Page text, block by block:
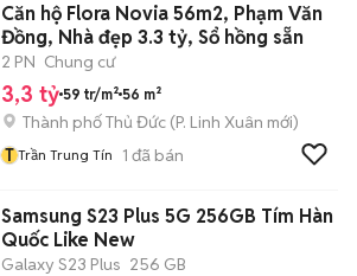
Căn hộ Flora Novia 56m2, Phạm Văn
Đồng, Nhà đẹp 3.3 tỷ, Sổ hồng sẵn
2 PN Chung cư
3,3 tỷ 59 tr/m² 56 m²
Thành phố Thủ Đức (P. Linh Xuân mới)
T Trần Trung Tín 1 đã bán
Samsung S23 Plus 5G 256GB Tím Hàn
Quốc Like New
Galaxy S23 Plus 256 GB